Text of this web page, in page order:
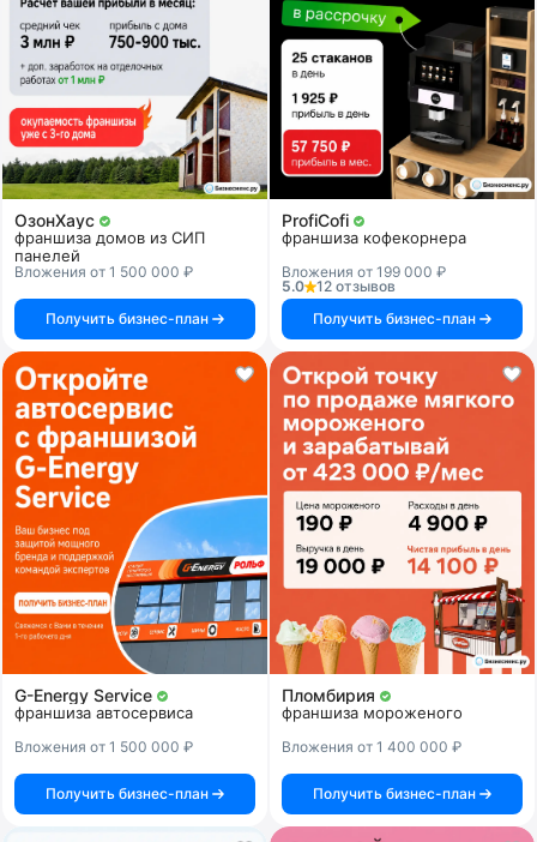
ОзонХаус
франшиза домов из СИП
панелей
Вложения от 1 500 000 ₽
Получить бизнес-план
ProfiCofi
франшиза кофекорнера
Вложения от 199 000 ₽
5.0
12 отзывов
Получить бизнес-план
G-Energy Service
франшиза автосервиса
Вложения от 1 500 000 ₽
Получить бизнес-план
Пломбирия
франшиза мороженого
Вложения от 1 400 000 ₽
Получить бизнес-план